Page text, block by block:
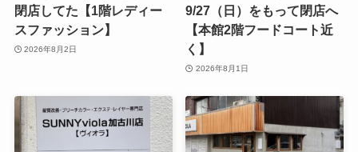
閉店してた【1階レディー
スファッション】
2026年8月2日
9/27（日）をもって閉店へ
【本館2階フードコート近
く】
2026年8月1日